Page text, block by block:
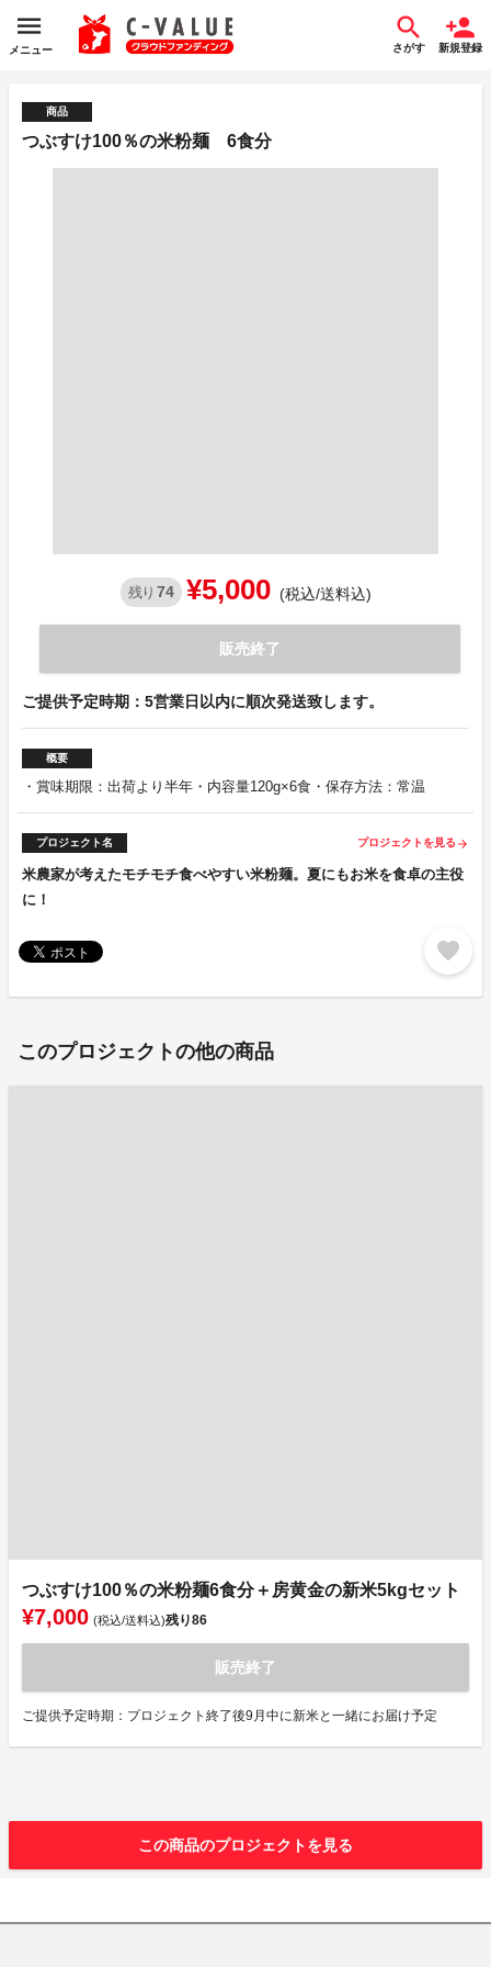
メニュー さがす 新規登録
商品
つぶすけ100％の米粉麺 6食分
残り 74 ¥5,000 (税込/送料込)
販売終了
ご提供予定時期：5営業日以内に順次発送致します。
概要
・賞味期限：出荷より半年・内容量120g×6食・保存方法：常温
プロジェクト名 プロジェクトを見る arrow_forward
米農家が考えたモチモチ食べやすい米粉麺。夏にもお米を食卓の主役
に！
favorite
このプロジェクトの他の商品
つぶすけ100％の米粉麺6食分＋房黄金の新米5kgセット
¥7,000 (税込/送料込)残り86
販売終了
ご提供予定時期：プロジェクト終了後9月中に新米と一緒にお届け予定
この商品のプロジェクトを見る